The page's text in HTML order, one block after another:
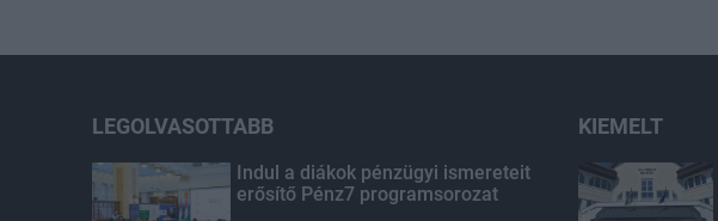
LEGOLVASOTTABB
Indul a diákok pénzügyi ismereteit
erősítő Pénz7 programsorozat
KIEMELT